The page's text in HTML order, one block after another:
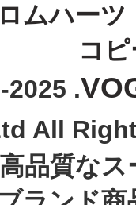
ムハーツ
コ
.
All
品質な